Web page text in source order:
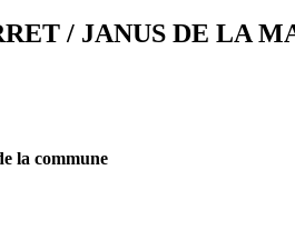
/ JANUS DE LA
la commune